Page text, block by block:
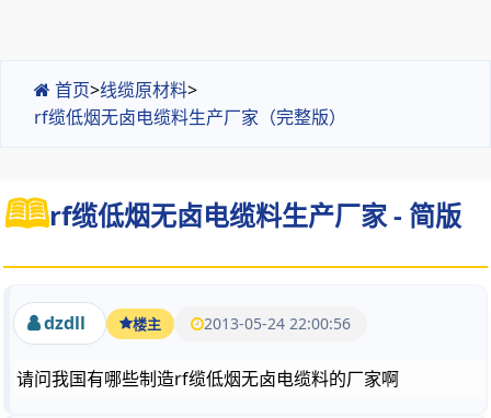
首页>线缆原材料>
rf缆低烟无卤电缆料生产厂家（完整版）
rf缆低烟无卤电缆料生产厂家 - 简版
dzdll 楼主 2013-05-24 22:00:56
请问我国有哪些制造rf缆低烟无卤电缆料的厂家啊